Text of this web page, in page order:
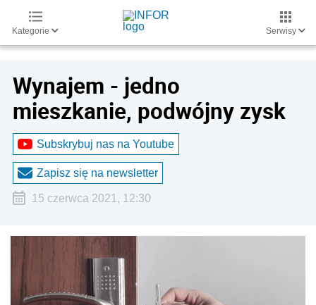
Kategorie Serwisy
Wynajem - jedno
mieszkanie, podwójny zysk
Subskrybuj nas na Youtube
Zapisz się na newsletter
15 czerwca 2021, 12:30